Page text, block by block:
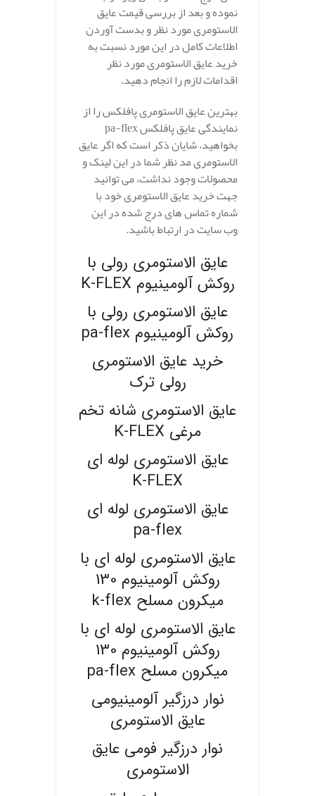
نموده و بعد از بررسی قیمت عایق
الاستومری مورد نظر و بدست آوردن
اطلاعات کامل در این مورد نسبت به
خرید عایق الاستومری مورد نظر
اقدامات لازم را انجام دهید.
بهترین عایق الاستومری پافلکس را از
نمایندگی عایق پافلکس pa-flex
بخواهید، شایان ذکر است که اگر عایق
الاستومری مد نظر شما در این لینک و
محصولات وجود نداشت، می توانید
جهت خرید عایق الاستومری خود با
شماره تماس های درج شده در این
وب سایت در ارتباط باشید.
عایق الاستومری رولی با
روکش آلومینیوم K-FLEX
عایق الاستومری رولی با
روکش آلومینیوم pa-flex
خرید عایق الاستومری
رولی ترک
عایق الاستومری شانه تخم
مرغی K-FLEX
عایق الاستومری لوله ای
K-FLEX
عایق الاستومری لوله ای
pa-flex
عایق الاستومری لوله ای با
روکش آلومینیوم 130
میکرون مسلح k-flex
عایق الاستومری لوله ای با
روکش آلومینیوم 130
میکرون مسلح pa-flex
نوار درزگیر آلومینیومی
عایق الاستومری
نوار درزگیر فومی عایق
الاستومری